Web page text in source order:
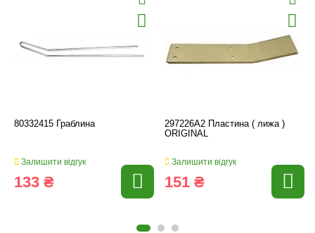
80332415 Граблина
Залишити відгук
133 ₴
297226А2 Пластина ( лижа )
ORIGINAL
Залишити відгук
151 ₴